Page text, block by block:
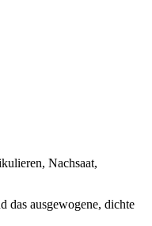
Nachsaat,
das ausgewogene, dichte